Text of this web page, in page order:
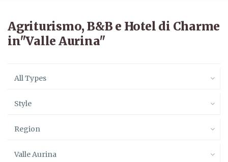
Agriturismo, B&B e Hotel di Charme
in"Valle Aurina"
All Types
Style
Region
Valle Aurina